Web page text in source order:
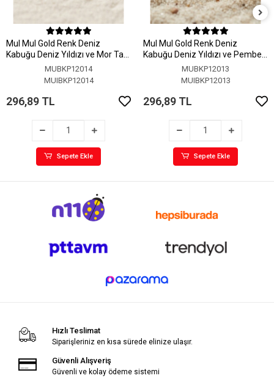
MuI MuI Gold Renk Deniz
Kabuğu Deniz Yıldızı ve Mor Taş
Detaylı KüpeMUBKP12014
MUIBKP12014
296,89 TL
Sepete Ekle
MuI MuI Gold Renk Deniz
Kabuğu Deniz Yıldızı ve Pembe
Taş Detaylı Küpe
MUBKP12013
MUIBKP12013
296,89 TL
Sepete Ekle
Hızlı Teslimat
Siparişleriniz en kısa sürede elinize ulaşır.
Güvenli Alışveriş
Güvenli ve kolay ödeme sistemi